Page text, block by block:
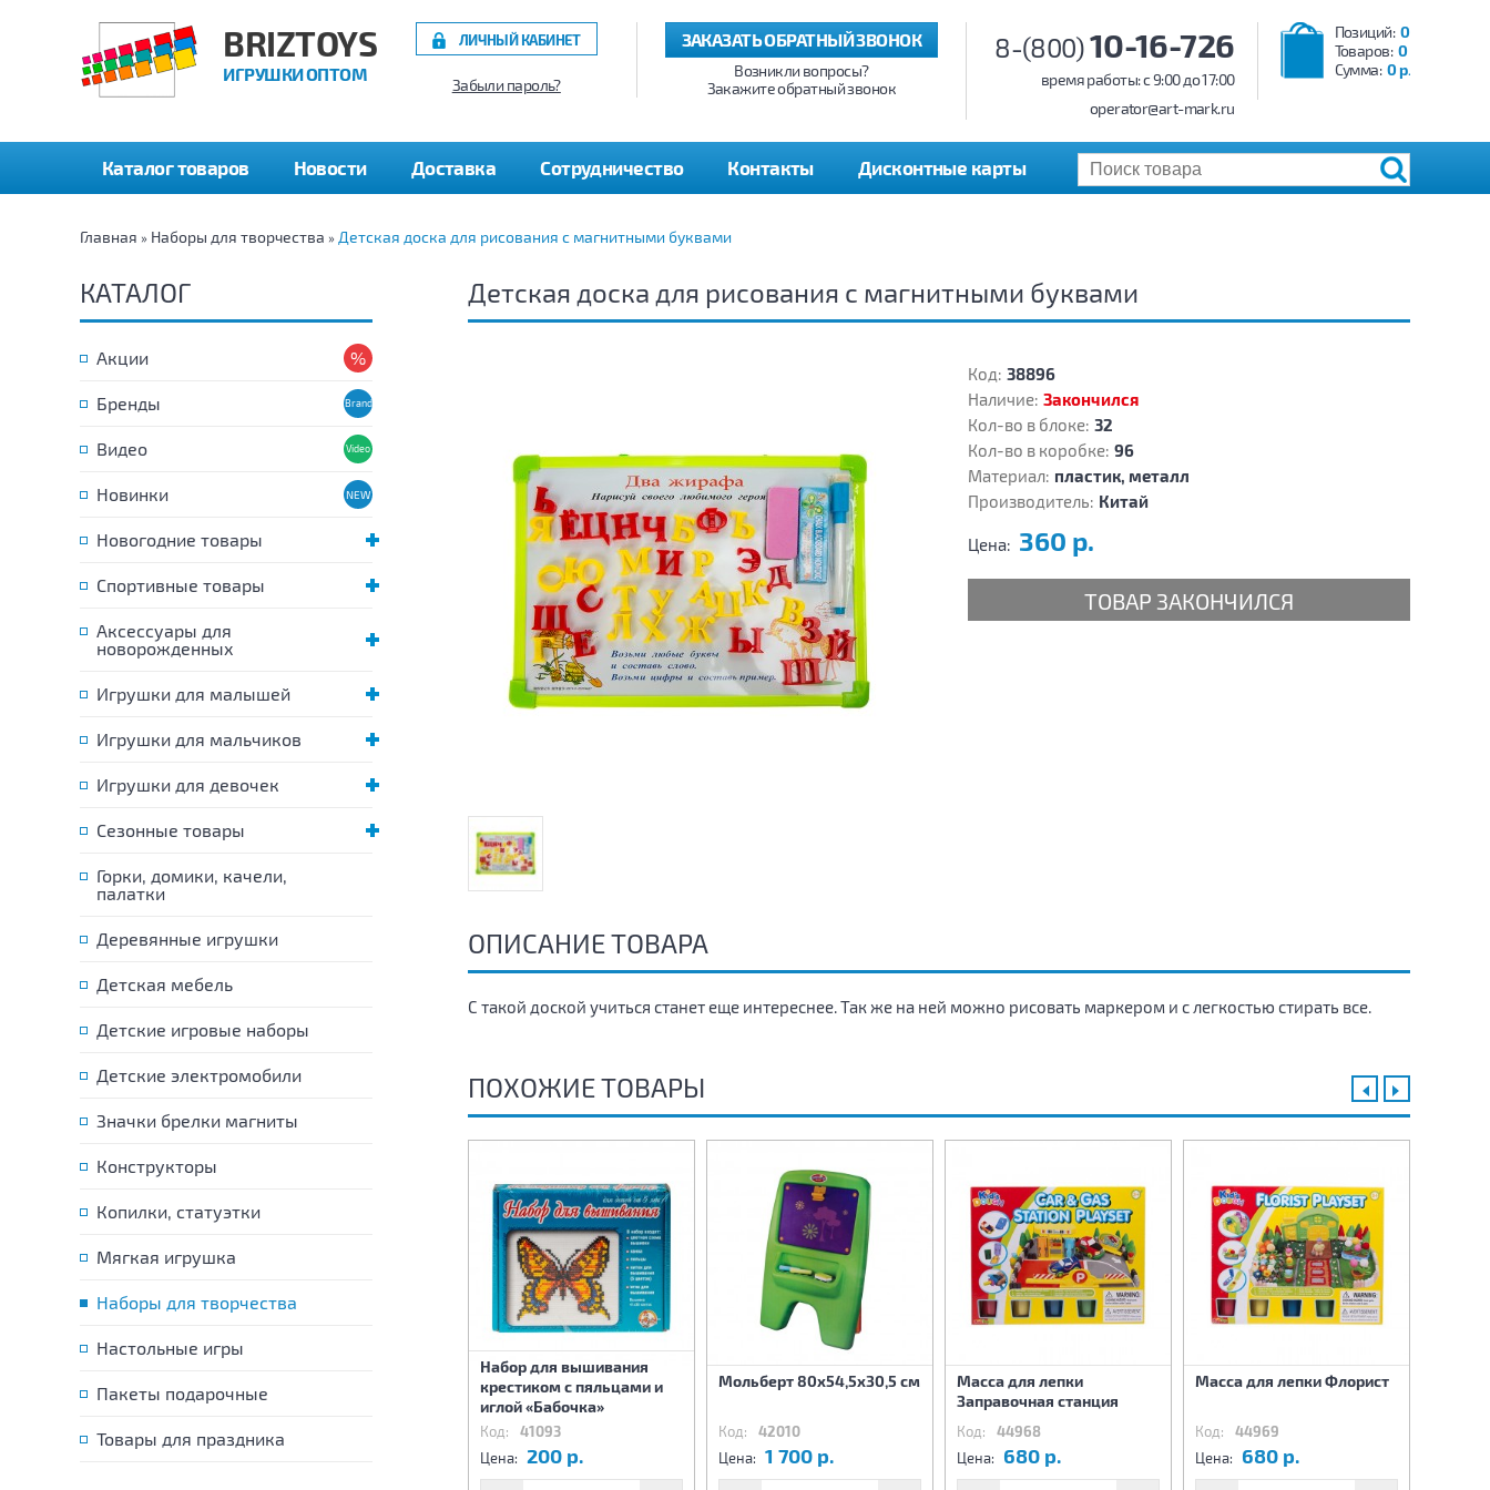
BRIZTOYS
ИГРУШКИ ОПТОМ
Позиций: 0
Товаров: 0
Сумма: 0 р.
8-(800)10-16-726
время работы: c 9:00 до 17:00
operator@art-mark.ru
ЗАКАЗАТЬ ОБРАТНЫЙ ЗВОНОК
Возникли вопросы?
Закажите обратный звонок
ЛИЧНЫЙ КАБИНЕТ
Забыли пароль?
Каталог товаров Новости Доставка Сотрудничество Контакты Дисконтные карты
Главная » Наборы для творчества » Детская доска для рисования с магнитными буквами
КАТАЛОГ
Акции
Бренды
Видео
Новинки
Новогодние товары
Спортивные товары
Аксессуары для
новорожденных
Игрушки для малышей
Игрушки для мальчиков
Игрушки для девочек
Сезонные товары
Горки, домики, качели,
палатки
Деревянные игрушки
Детская мебель
Детские игровые наборы
Детские электромобили
Значки брелки магниты
Конструкторы
Копилки, статуэтки
Мягкая игрушка
Наборы для творчества
Настольные игры
Пакеты подарочные
Товары для праздника
Детская доска для рисования с магнитными буквами
Код: 38896
Наличие: Закончился
Кол-во в блоке: 32
Кол-во в коробке: 96
Материал: пластик, металл
Производитель: Китай
Цена: 360 р.
ТОВАР ЗАКОНЧИЛСЯ
ОПИСАНИЕ ТОВАРА
С такой доской учиться станет еще интереснее. Так же на ней можно рисовать маркером и с легкостью стирать все.
ПОХОЖИЕ ТОВАРЫ
Набор для вышивания
крестиком с пяльцами и
иглой «Бабочка»
Код: 41093
Цена: 200 р.
Мольберт 80х54,5х30,5 см
Код: 42010
Цена: 1 700 р.
Масса для лепки
Заправочная станция
Код: 44968
Цена: 680 р.
Масса для лепки Флорист
Код: 44969
Цена: 680 р.